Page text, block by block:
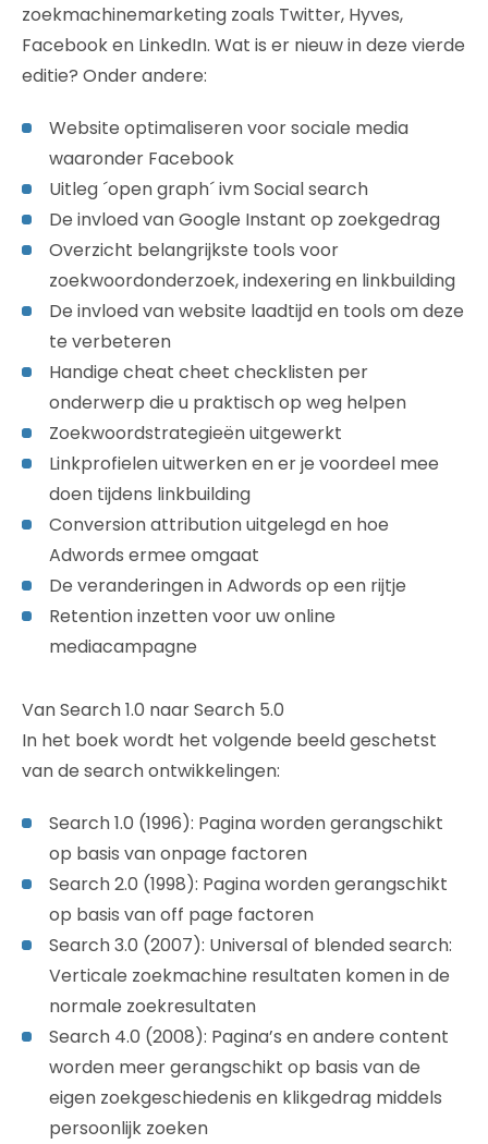
zoekmachinemarketing zoals Twitter, Hyves,
Facebook en LinkedIn. Wat is er nieuw in deze vierde
editie? Onder andere:
Website optimaliseren voor sociale media
waaronder Facebook
Uitleg ´open graph´ ivm Social search
De invloed van Google Instant op zoekgedrag
Overzicht belangrijkste tools voor
zoekwoordonderzoek, indexering en linkbuilding
De invloed van website laadtijd en tools om deze
te verbeteren
Handige cheat cheet checklisten per
onderwerp die u praktisch op weg helpen
Zoekwoordstrategieën uitgewerkt
Linkprofielen uitwerken en er je voordeel mee
doen tijdens linkbuilding
Conversion attribution uitgelegd en hoe
Adwords ermee omgaat
De veranderingen in Adwords op een rijtje
Retention inzetten voor uw online
mediacampagne
Van Search 1.0 naar Search 5.0
In het boek wordt het volgende beeld geschetst
van de search ontwikkelingen:
Search 1.0 (1996): Pagina worden gerangschikt
op basis van onpage factoren
Search 2.0 (1998): Pagina worden gerangschikt
op basis van off page factoren
Search 3.0 (2007): Universal of blended search:
Verticale zoekmachine resultaten komen in de
normale zoekresultaten
Search 4.0 (2008): Pagina’s en andere content
worden meer gerangschikt op basis van de
eigen zoekgeschiedenis en klikgedrag middels
persoonlijk zoeken